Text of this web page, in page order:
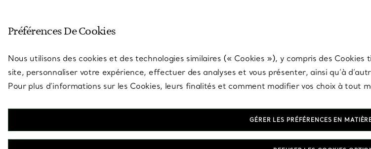
Préférences De Cookies
Nous utilisons des cookies et des technologies similaires (« Cookies »), y compris des
site, personnaliser votre expérience, effectuer des analyses et vous présenter, ainsi qu’à
Pour plus d’informations sur les Cookies, leurs finalités et comment modifier vos choix à tout
GÉRER LES PRÉFÉRENCES EN